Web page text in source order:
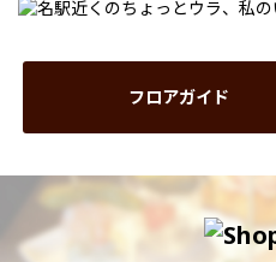
フロアガイド